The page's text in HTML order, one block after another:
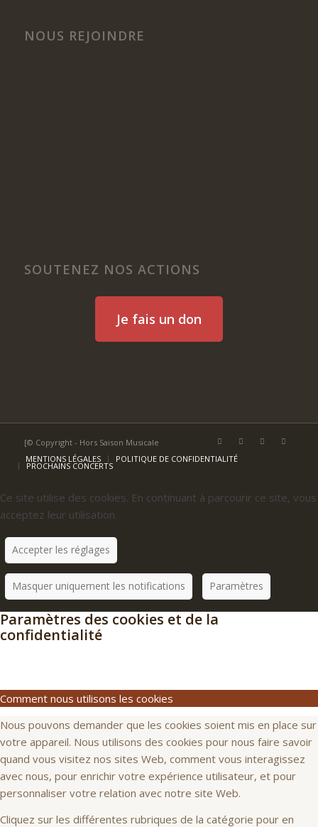
NOUS REJOINDRE
SOUTENEZ NOS ACTIONS
Je fais un don
[© Copyright - Hors Saison Musicale
MENTIONS LÉGALES
POLITIQUE DE CONFIDENTIALITÉ
PROCHAINS CONCERTS
Ce site utilise des cookies. En continuant à parcourir ce site, vous
acceptez leur utilisation.
Accepter les réglages
Masquer uniquement les notifications Paramètres
Paramètres des cookies et de la
confidentialité
Comment nous utilisons les cookies
Nous pouvons demander que les cookies soient mis en place sur
votre appareil. Nous utilisons des cookies pour nous faire savoir
quand vous visitez nos sites Web, comment vous interagissez
avec nous, pour enrichir votre expérience utilisateur, et pour
personnaliser votre relation avec notre site Web.
Cliquez sur les différentes rubriques de la catégorie pour en